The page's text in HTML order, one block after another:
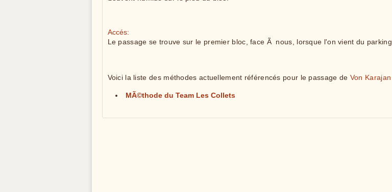
Accés:
Le passage se trouve sur le premier bloc, face Ã nous, lorsque l'on vient du parking.
Voici la liste des méthodes actuellement référencés pour le passage de Von Karajan
MÃ©thode du Team Les Collets